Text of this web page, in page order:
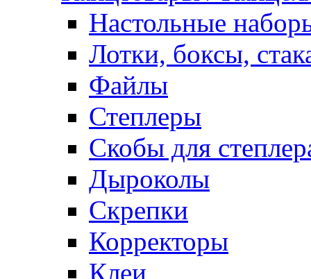
Настольные
Лотки, боксы,
Файлы
Степлеры
Скобы для
Дыроколы
Скрепки
Корректоры
Клеи